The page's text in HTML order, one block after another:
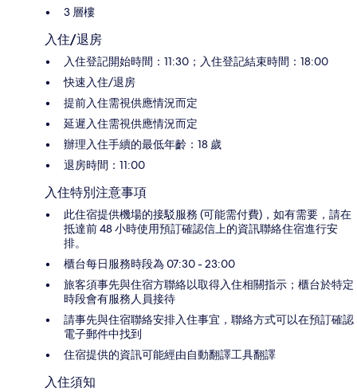
3 層樓
入住/退房
入住登記開始時間：11:30；入住登記結束時間：18:00
快速入住/退房
提前入住需視供應情況而定
延遲入住需視供應情況而定
辦理入住手續的最低年齡：18 歲
退房時間：11:00
入住特別注意事項
此住宿提供機場的接駁服務 (可能需付費)，如有需要，請在
抵達前 48 小時使用預訂確認信上的資訊聯絡住宿進行安
排。
櫃台每日服務時段為 07:30 - 23:00
旅客須事先與住宿方聯絡以取得入住相關指示；櫃台於特定
時段會有服務人員接待
請事先與住宿聯絡安排入住事宜，聯絡方式可以在預訂確認
電子郵件中找到
住宿提供的資訊可能經由自動翻譯工具翻譯
入住須知